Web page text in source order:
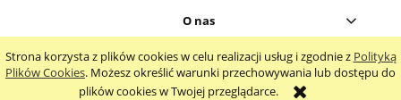
Strona korzysta z plików cookies w celu realizacji usług i zgodnie z Polityką
Plików Cookies. Możesz określić warunki przechowywania lub dostępu do
plików cookies w Twojej przeglądarce.
O nas
pokaż pełną wersję strony